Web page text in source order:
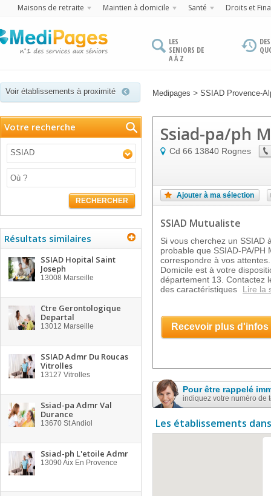
Maisons de retraite Maintien à domicile Santé Droits et
LES
SENIORS DE
A À Z
Voir établissements à proximité Medipages > SSIAD Provence-
Votre recherche
SSIAD
RECHERCHER
Résultats similaires
SSIAD Hopital Saint
Joseph
13008 Marseille
Ctre Gerontologique
Departal
13012 Marseille
SSIAD Admr Du Roucas
Vitrolles
13127 Vitrolles
Ssiad-pa Admr Val
Durance
13670 St Andiol
Ssiad-ph L'etoile Admr
13090Aix En Provence
Ssiad-pa/ph
Cd 66 13840 Rognes
Ajouter à ma sélection
SSIAD Mutualiste
Si vous cherchez un SSIAD
probable que SSIAD-PA/PH
correspondre à vos
Domicile est à votre
département 13. Contactez
des caractéristiques
Lire la
Recevoir plus d'infos
Pour être rappelé
indiquez votre numéro de
Les établissements